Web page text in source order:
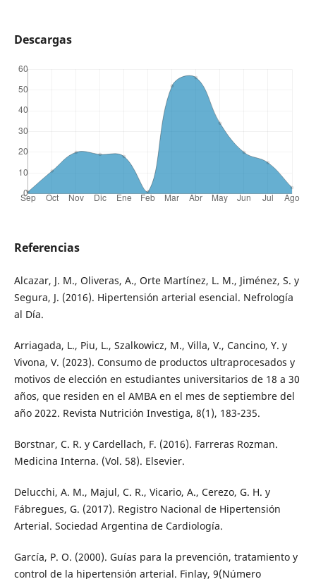
Descargas
Referencias
Alcazar, J. M., Oliveras, A., Orte Martínez, L. M., Jiménez, S. y
Segura, J. (2016). Hipertensión arterial esencial. Nefrología
al Día.
Arriagada, L., Piu, L., Szalkowicz, M., Villa, V., Cancino, Y. y
Vivona, V. (2023). Consumo de productos ultraprocesados y
motivos de elección en estudiantes universitarios de 18 a 30
años, que residen en el AMBA en el mes de septiembre del
año 2022. Revista Nutrición Investiga, 8(1), 183-235.
Borstnar, C. R. y Cardellach, F. (2016). Farreras Rozman.
Medicina Interna. (Vol. 58). Elsevier.
Delucchi, A. M., Majul, C. R., Vicario, A., Cerezo, G. H. y
Fábregues, G. (2017). Registro Nacional de Hipertensión
Arterial. Sociedad Argentina de Cardiología.
García, P. O. (2000). Guías para la prevención, tratamiento y
control de la hipertensión arterial. Finlay, 9(Número